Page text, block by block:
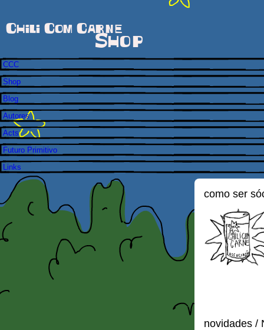
Chili Com Carne
Shop
CCC
Shop
Blog
Autores
Acts
Futuro Primitivo
Links
como ser
novidades /